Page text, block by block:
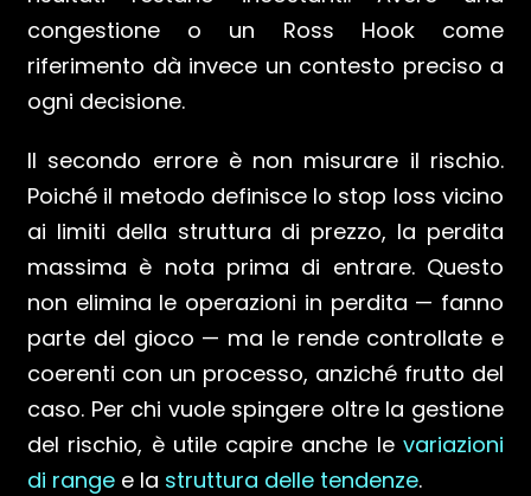
congestione o un Ross Hook come
riferimento dà invece un contesto preciso a
ogni decisione.
Il secondo errore è non misurare il rischio.
Poiché il metodo definisce lo stop loss vicino
ai limiti della struttura di prezzo, la perdita
massima è nota prima di entrare. Questo
non elimina le operazioni in perdita — fanno
parte del gioco — ma le rende controllate e
coerenti con un processo, anziché frutto del
caso. Per chi vuole spingere oltre la gestione
del rischio, è utile capire anche le variazioni
di range e la struttura delle tendenze.